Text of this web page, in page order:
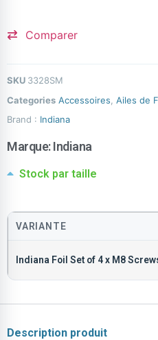
Comparer
SKU 3328SM
Categories Accessoires Ailes de
Brand : Indiana
Marque:Indiana
Stock par taille
VARIANTE
Indiana Foil Set of 4 x M8
Description produit